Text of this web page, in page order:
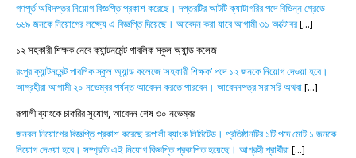
গণপূর্ত অধিদপ্তর নিয়োগ বিজ্ঞপ্তি প্রকাশ করেছে। দপ্তরটির আটটি ক্যাটাগরির পদে বিভিন্ন গ্রেডে
৬৬৯ জনকে নিয়োগের লক্ষ্যে এ বিজ্ঞপ্তি দিয়েছে। আবেদন করা যাবে আগামী ৩১ অক্টোবর[...]
১২ সহকারী শিক্ষক নেবে ক্যান্টনমেন্ট পাবলিক স্কুল অ্যান্ড কলেজ
রংপুর ক্যান্টনমেন্ট পাবলিক স্কুল অ্যান্ড কলেজে ‘সহকারী শিক্ষক’ পদে ১২ জনকে নিয়োগ দেওয়া হবে।
আগ্রহীরা আগামী ২০ নভেম্বর পর্যন্ত আবেদন করতে পারবেন। আবেদনপত্র সরাসরি অথবা[...]
রূপালী ব্যাংকে চাকরির সুযোগ, আবেদন শেষ ৩০ নভেম্বর
জনবল নিয়োগের বিজ্ঞপ্তি প্রকাশ করেছে রূপালী ব্যাংক লিমিটেড। প্রতিষ্ঠানটির ১টি পদে মোট ১ জনকে
নিয়োগ দেওয়া হবে। সম্প্রতি এই নিয়োগ বিজ্ঞপ্তি প্রকাশিত হয়েছে। আগ্রহী প্রার্থীরা[...]